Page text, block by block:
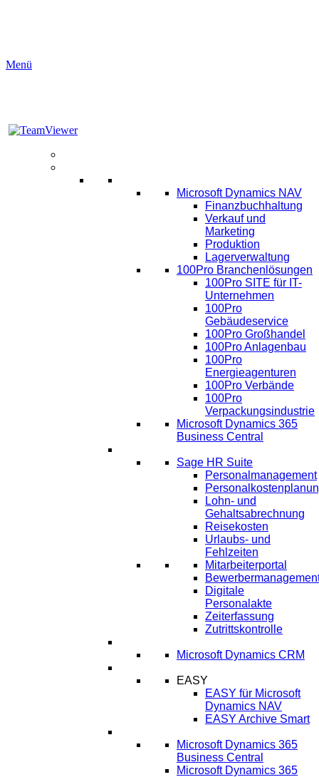
Menü
Microsoft Dynamics NAV
Finanzbuchhaltung
Verkauf und
Marketing
Produktion
Lagerverwaltung
100Pro Branchenlösungen
100Pro SITE für IT-
Unternehmen
100Pro
Gebäudeservice
100Pro Großhandel
100Pro Anlagenbau
100Pro
Energieagenturen
100Pro Verbände
100Pro
Verpackungsindustrie
Microsoft Dynamics 365
Business Central
Sage HR Suite
Personalmanagement
Lohn- und
Gehaltsabrechnung
Reisekosten
Urlaubs- und
Fehlzeiten
Mitarbeiterportal
Digitale
Personalakte
Zeiterfassung
Zutrittskontrolle
Microsoft Dynamics CRM
EASY
EASY für Microsoft
Dynamics NAV
EASY Archive Smart
Microsoft Dynamics 365
Business Central
Microsoft Dynamics 365